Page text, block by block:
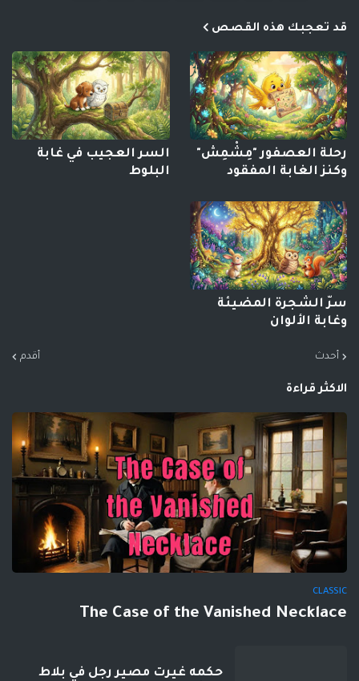
قد تعجبك هذه القصص
رحلة العصفور "مِشْمِش"
وكنز الغابة المفقود
السر العجيب في غابة
البلوط
سرّ الشجرة المضيئة
وغابة الألوان
أحدث أقدم
الاكثر قراءة
CLASSIC
The Case of the Vanished Necklace
حكمه غيرت مصير رجل في بلاط